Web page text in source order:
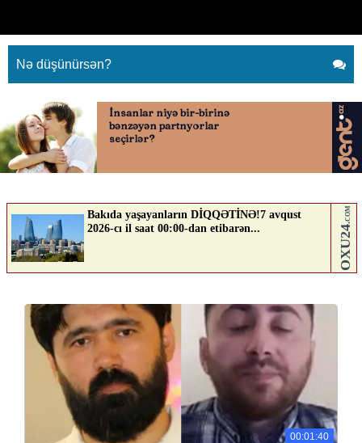
Nə düşünürsən?
00:01:40